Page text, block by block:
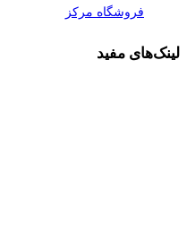
فروشگاه مرکز
لینک‌های مفید